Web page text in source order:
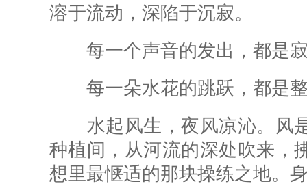
溶于流动，深陷于沉寂。
每一个声音的发出，都是寂
每一朵水花的跳跃，都是整
水起风生，夜风凉沁。风
种植间，从河流的深处吹来，
想里最惬适的那块操练之地。